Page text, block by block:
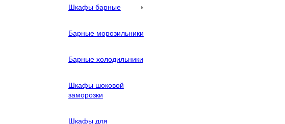
Шкафы барные
Барные морозильники
Барные холодильники
Шкафы шоковой
заморозки
Шкафы для